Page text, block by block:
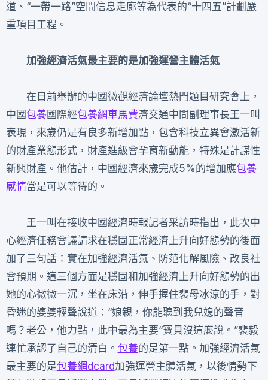
道、“一帶一路”空間信息走廊等為代表的“十四五”計劃嚴
重項目工程。
加強經濟活氣最主要的是加強運營主體活氣
在日前舉辦的中國微觀經濟論壇熱門題目研究會上，
中國包養國際經包養網車馬費濟交通中間副理事長王一叫
表現，來歲仍是有良多新增加點，包含科技立異會激活新
的財產業態形式，財產進級會孕育新動能，特殊是計謀性
新興財產。他估計，中國經濟來歲完成5%的增加應包養
感情當是可以等待的。
王一叫在接收中國經濟時報記者采訪時指出，此次中
心經濟任務會議請求在穩固正常經濟上升向好態勢的後面
加了三句話：實在加強經濟活氣、防范化解風險、改良社
會預期。這三個方面是穩固和加強經濟上升向好態勢的出
她的心微微一沉，坐在床沿，伸手握住裴母冰涼的手，對
昏迷的婆婆輕聲說道：“娘親，你能聽到我兒媳的聲音
嗎？老公，他力點，此中最為主要“寶貝沒這麼說。”裴毅
連忙承認了自己的清白。 包養的是第一點。加強經濟活氣
最主要的是包養網dcard加強運營主體活氣，以後情勢下